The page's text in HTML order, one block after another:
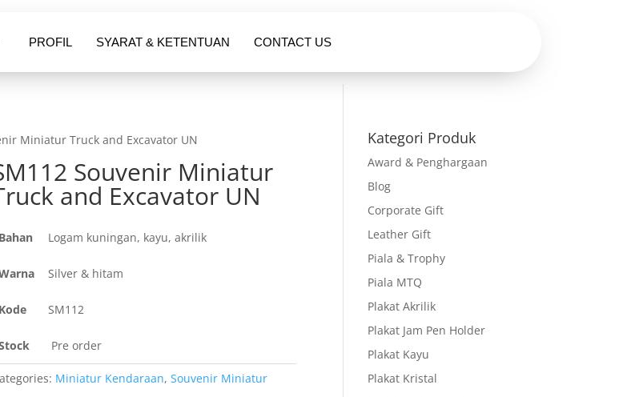
PROFIL SYARAT & KETENTUAN CONTACT US
Miniatur Truck and Excavator UN
Souvenir Miniatur
and Excavator UN
Bahan Logam kuningan, kayu, akrilik
Silver & hitam
Kode SM112
Pre order
Miniatur Kendaraan,Souvenir Miniatur
Kategori Produk
Award & Penghargaan
Blog
Corporate Gift
Leather Gift
Piala & Trophy
Piala MTQ
Plakat Akrilik
Plakat Jam Pen Holder
Plakat Kayu
Plakat Kristal